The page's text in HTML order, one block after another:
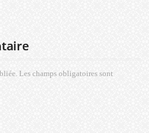
Les champs obligatoires sont